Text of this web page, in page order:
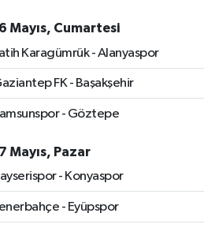
Mayıs, Cumartesi
Karagümrük - Alanyaspor
FK - Başakşehir
- Göztepe
Mayıs, Pazar
- Konyaspor
- Eyüpspor